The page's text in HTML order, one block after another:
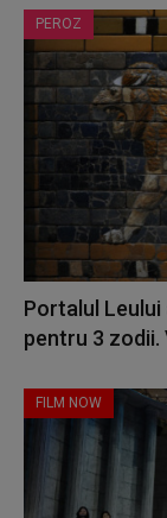
PEROZ
Portalul
pentru 3 zodii.
FILM NOW